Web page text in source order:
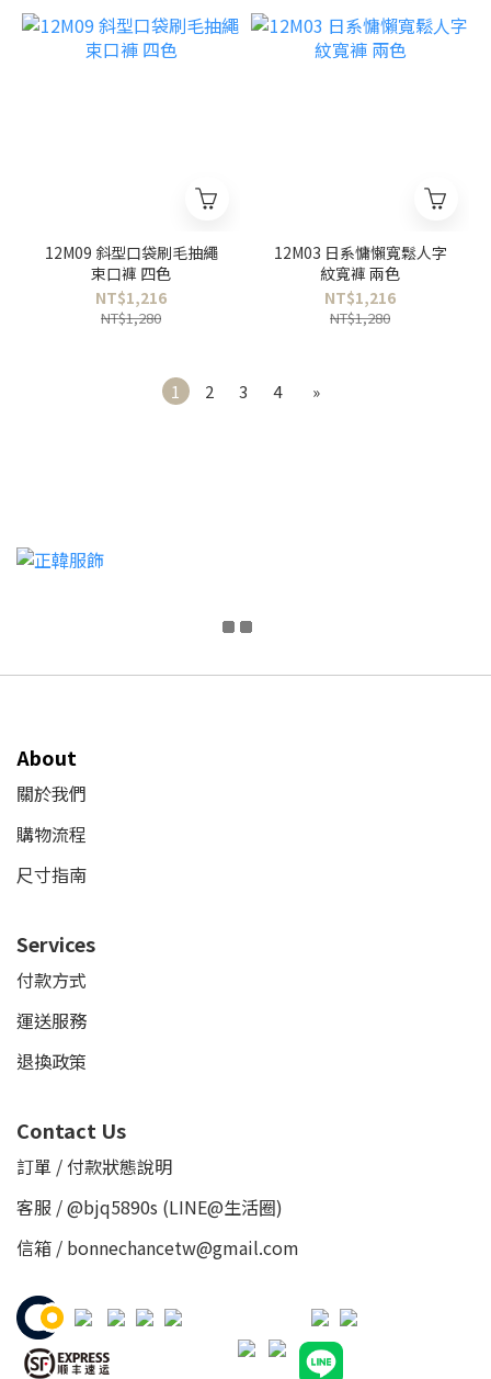
12M09 斜型口袋刷毛抽繩
束口褲 四色
NT$1,216
NT$1,280
12M03 日系慵懶寬鬆人字
紋寬褲 兩色
NT$1,216
NT$1,280
1 2 3 4 »
About
關於我們
購物流程
尺寸指南
Services
付款方式
運送服務
退換政策
Contact Us
訂單 / 付款狀態說明
客服 /@bjq5890s (LINE@生活圈)
信箱 / bonnechancetw@gmail.com